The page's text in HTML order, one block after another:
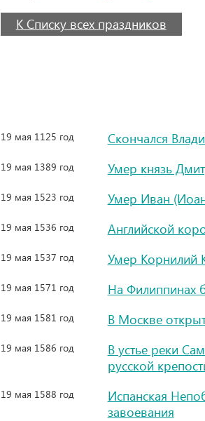
К Списку всех праздников
19 мая 1125 год Скончался
19 мая 1389 год Умер князь
19 мая 1523 год Умер Иван
19 мая 1536 год Английской
19 мая 1537 год Умер Корнилий
19 мая 1571 год На Филиппинах
19 мая 1581 год В Москве
19 мая 1586 год
В устье реки
русской
19 мая 1588 год
Испанская
завоевания